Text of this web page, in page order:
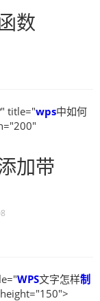
数
title="wps中如何
加带
WPS文字怎样制